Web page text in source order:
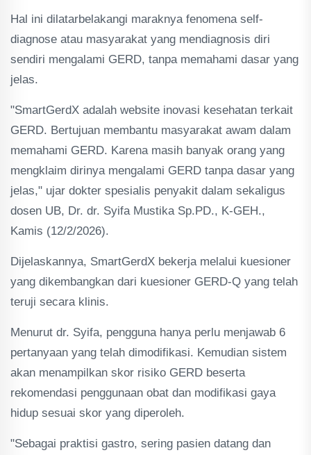
Hal ini dilatarbelakangi maraknya fenomena self-
diagnose atau masyarakat yang mendiagnosis diri
sendiri mengalami GERD, tanpa memahami dasar yang
jelas.
"SmartGerdX adalah website inovasi kesehatan terkait
GERD. Bertujuan membantu masyarakat awam dalam
memahami GERD. Karena masih banyak orang yang
mengklaim dirinya mengalami GERD tanpa dasar yang
jelas," ujar dokter spesialis penyakit dalam sekaligus
dosen UB, Dr. dr. Syifa Mustika Sp.PD., K-GEH.,
Kamis (12/2/2026).
Dijelaskannya, SmartGerdX bekerja melalui kuesioner
yang dikembangkan dari kuesioner GERD-Q yang telah
teruji secara klinis.
Menurut dr. Syifa, pengguna hanya perlu menjawab 6
pertanyaan yang telah dimodifikasi. Kemudian sistem
akan menampilkan skor risiko GERD beserta
rekomendasi penggunaan obat dan modifikasi gaya
hidup sesuai skor yang diperoleh.
"Sebagai praktisi gastro, sering pasien datang dan